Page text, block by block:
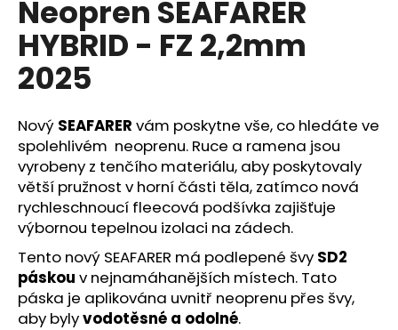
Neopren SEAFARER
HYBRID - FZ 2,2mm
2025
Nový SEAFARER vám poskytne vše, co hledáte ve
spolehlivém neoprenu. Ruce a ramena jsou
vyrobeny z tenčího materiálu, aby poskytovaly
větší pružnost v horní části těla, zatímco nová
rychleschnoucí fleecová podšívka zajišťuje
výbornou tepelnou izolaci na zádech.
Tento nový SEAFARER má podlepené švy SD2
páskou v nejnamáhanějších místech. Tato
páska je aplikována uvnitř neoprenu přes švy,
aby bylyvodotěsné a odolné.
r
u
č
u
e
m
e